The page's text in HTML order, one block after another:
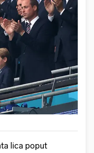
lica poput